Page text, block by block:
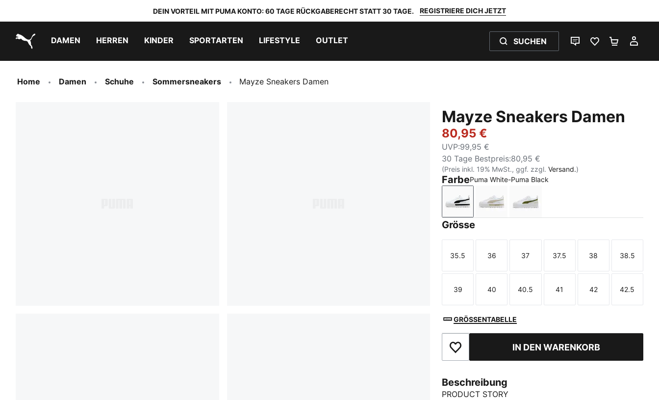
DEIN VORTEIL MIT PUMA KONTO: 60 TAGE RÜCKGABERECHT STATT 30 TAGE. REGISTRIERE DICH JETZT
DAMEN HERREN KINDER SPORTARTEN LIFESTYLE OUTLET SUCHEN
LIVE-CHATFAVORITEN 0
Home Damen Schuhe Sommersneakers Mayze Sneakers Damen
Mayze Sneakers Damen
80,95 €
UVP:99,95 €
30 Tage Bestpreis:80,95 €
(Preis inkl. 19% MwSt., ggf. zzgl.Versand.)
FarbePuma White-Puma Black
Puma White-Puma Black
Puma White-PeyotePuma White-Olive Green
Grösse
Größe
35.5
Größe
36
Größe
37
Größe
37.5
Größe
38
Größe
38.5
Größe
39
Größe
40
Größe
40.5
Größe
41
Größe
42
Größe
42.5
GRÖSSENTABELLE
Zu Favoriten hinzufügenIN DEN WARENKORB
Beschreibung
PRODUCT STORY